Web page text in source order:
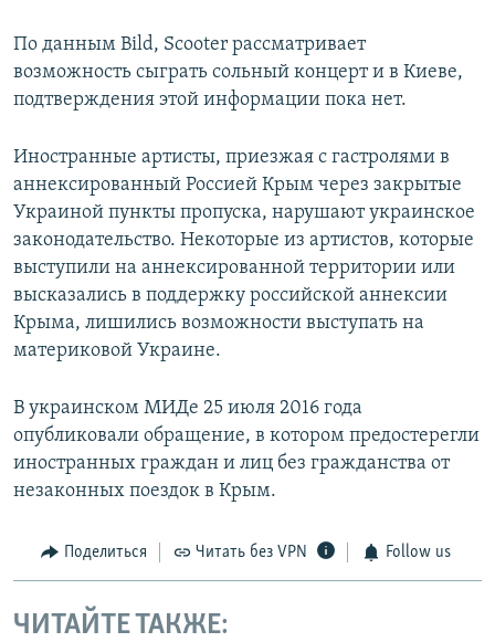
По данным Bild, Scooter рассматривает
возможность сыграть сольный концерт и в Киеве,
подтверждения этой информации пока нет.
Иностранные артисты, приезжая с гастролями в
аннексированный Россией Крым через закрытые
Украиной пункты пропуска, нарушают украинское
законодательство. Некоторые из артистов, которые
выступили на аннексированной территории или
высказались в поддержку российской аннексии
Крыма, лишились возможности выступать на
материковой Украине.
В украинском МИДе 25 июля 2016 года
опубликовали обращение, в котором предостерегли
иностранных граждан и лиц без гражданства от
незаконных поездок в Крым.
Поделиться Читать без VPN Follow us
ЧИТАЙТЕ ТАКЖЕ: